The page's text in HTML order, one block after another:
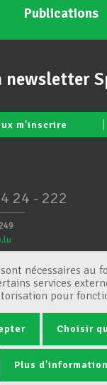
Publications
newsletter
m'inscrire
24 - 222
Conditions générales
nécessaires au
services
pour
Choisir
Plus d'information